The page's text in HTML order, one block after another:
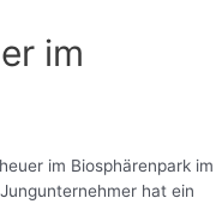
im
im Biosphärenpark im
hat ein